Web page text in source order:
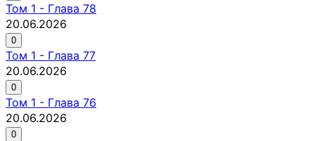
Том 1 - Глава 78
20.06.2026
0
Том 1 - Глава 77
20.06.2026
0
Том 1 - Глава 76
20.06.2026
0